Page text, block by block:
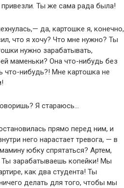
Ты же сама рада была!
да, картошке я, конечно,
что я хочу? Что мне нужно? Ты
нужно зарабатывать,
маменьки? Она что-нибудь без
что-нибудь?! Мне картошка не
Я стараюсь…
прямо перед ним, и
него нарастает тревога, — в
юбку спрятаться? Артем,
Ты зарабатываешь копейки! Мы
как два студента! Ты
делать для того, чтобы мы